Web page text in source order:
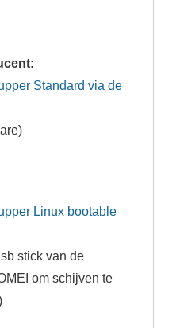
Standard via de
Linux bootable
stick van de
om schijven te